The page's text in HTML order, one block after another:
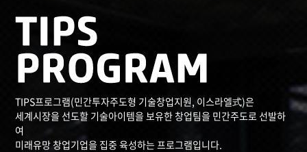
TIPS프로그램(민간투자주도형 기술창업지원, 이스라엘式)은
세계시장을 선도할 기술아이템을 보유한 창업팀을 민간주도로 선발하
여
미래유망 창업기업을 집중 육성하는 프로그램입니다.